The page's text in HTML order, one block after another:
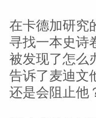
在卡德加研究
寻找一本史诗
被发现了怎么
告诉了麦迪文
还是会阻止他